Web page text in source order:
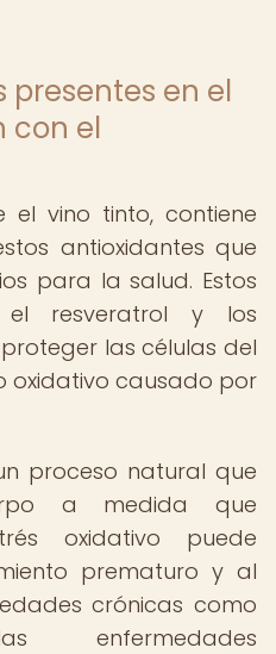
presentes en el
con el
el vino tinto, contiene
antioxidantes que
para la salud. Estos
el resveratrol y los
las células del
oxidativo causado por
proceso natural que
a medida que
oxidativo puede
prematuro y al
crónicas como